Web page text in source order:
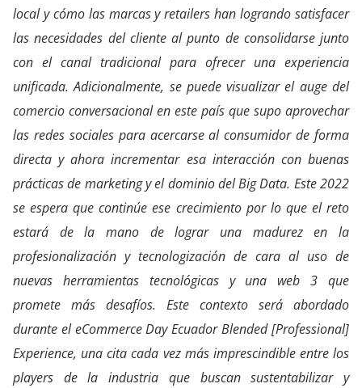
local y cómo las marcas y retailers han logrando satisfacer
las necesidades del cliente al punto de consolidarse junto
con el canal tradicional para ofrecer una experiencia
unificada. Adicionalmente, se puede visualizar el auge del
comercio conversacional en este país que supo aprovechar
las redes sociales para acercarse al consumidor de forma
directa y ahora incrementar esa interacción con buenas
prácticas de marketing y el dominio del Big Data. Este 2022
se espera que continúe ese crecimiento por lo que el reto
estará de la mano de lograr una madurez en la
profesionalización y tecnologización de cara al uso de
nuevas herramientas tecnológicas y una web 3 que
promete más desafíos. Este contexto será abordado
durante el eCommerce Day Ecuador Blended [Professional]
Experience, una cita cada vez más imprescindible entre los
players de la industria que buscan sustentabilizar y